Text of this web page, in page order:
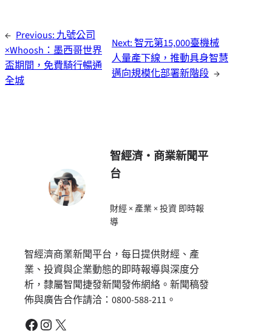
← Previous:九號公司
×Whoosh：墨西哥世界
盃期間，免費騎行暢通
全城
Next:智元第15,000臺機械
人量產下線，推動具身智慧
邁向規模化部署新階段 →
智經濟・商業新聞平
台
財經 × 產業 × 投資 即時報
導
智經濟商業新聞平台，每日提供財經、產
業、投資與企業動態的即時報導與深度分
析，隸屬智聞捷發新聞發佈網絡。新聞稿發
佈與廣告合作請洽：0800-588-211。
Facebook Instagram X